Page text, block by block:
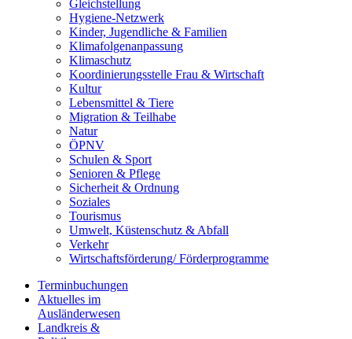
Gleichstellung
Hygiene-Netzwerk
Kinder, Jugendliche & Familien
Klimafolgenanpassung
Klimaschutz
Koordinierungsstelle Frau & Wirtschaft
Kultur
Lebensmittel & Tiere
Migration & Teilhabe
Natur
ÖPNV
Schulen & Sport
Senioren & Pflege
Sicherheit & Ordnung
Soziales
Tourismus
Umwelt, Küstenschutz & Abfall
Verkehr
Wirtschaftsförderung/ Förderprogramme
Terminbuchungen
Aktuelles im
Ausländerwesen
Landkreis &